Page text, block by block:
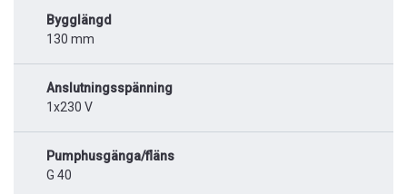
Bygglängd
130 mm
Anslutningsspänning
1x230 V
Pumphusgänga/fläns
G 40